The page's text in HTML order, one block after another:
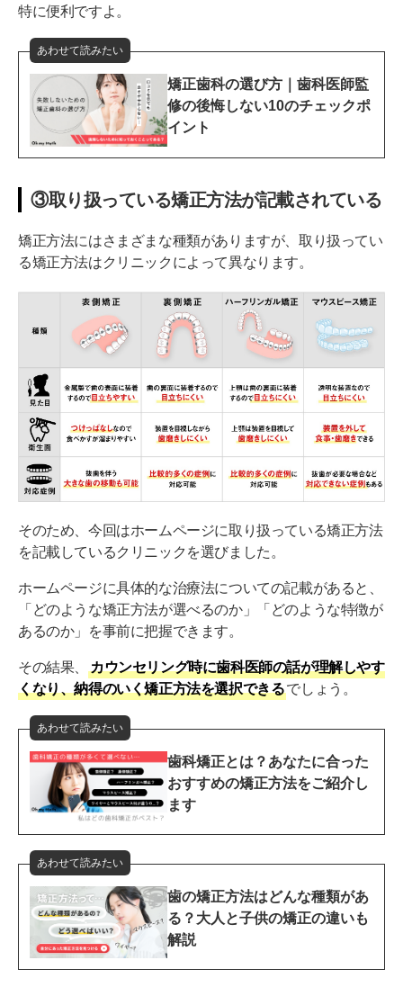
特に便利ですよ。
あわせて読みたい
矯正歯科の選び方｜歯科医師監
修の後悔しない10のチェックポ
イント
③取り扱っている矯正方法が記載されている
矯正方法にはさまざまな種類がありますが、取り扱ってい
る矯正方法はクリニックによって異なります。
そのため、今回はホームページに取り扱っている矯正方法
を記載しているクリニックを選びました。
ホームページに具体的な治療法についての記載があると、
「どのような矯正方法が選べるのか」「どのような特徴が
あるのか」を事前に把握できます。
その結果、
カウンセリング時に歯科医師の話が理解しやす
くなり、納得のいく矯正方法を選択できるでしょう。
あわせて読みたい
歯科矯正とは？あなたに合った
おすすめの矯正方法をご紹介し
ます
あわせて読みたい
歯の矯正方法はどんな種類があ
る？大人と子供の矯正の違いも
解説